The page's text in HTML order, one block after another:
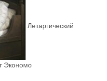
Летаргический
Экономо